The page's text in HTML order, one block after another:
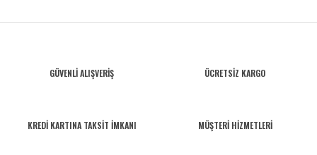
GÜVENLİ ALIŞVERİŞ ÜCRETSİZ KARGO
KREDİ KARTINA TAKSİT İMKANI MÜŞTERİ HİZMETLERİ